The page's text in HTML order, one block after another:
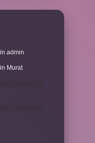
admin
Murat